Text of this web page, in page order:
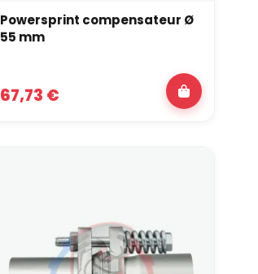
Powersprint compensateur Ø
55 mm
67,73 €